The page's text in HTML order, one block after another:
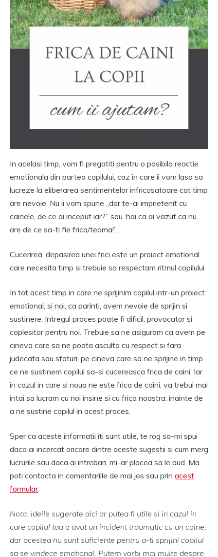
In acelasi timp, vom fi pregatiti pentru o posibila reactie
emotionala din partea copilului, caz in care il vom lasa sa
lucreze la eliberarea sentimentelor infricosatoare cat timp
are nevoie. Nu ii vom spune „dar te-ai imprietenit cu
cainele, de ce ai inceput iar?” sau ‘hai ca ai vazut ca nu
are de ce sa-ti fie frica/teama!’.
Cucerirea, depasirea unei frici este un proiect emotional
care necesita timp si trebuie sa respectam ritmul copilului.
In tot acest timp in care ne sprijinim copilul intr-un proiect
emotional, si noi, ca parinti, avem nevoie de sprijin si
sustinere. Intregul proces poate fi dificil, provocator si
coplesitor pentru noi. Trebuie sa ne asiguram ca avem pe
cineva care sa ne poata asculta cu respect si fara
judecata sau sfaturi, pe cineva care sa ne sprijine in timp
ce ne sustinem copilul sa-si cucereasca frica de caini. Iar
in cazul in care si noua ne este frica de caini, va trebui mai
intai sa lucram cu noi insine si cu frica noastra, inainte de
a ne sustine copilul in acest proces.
Sper ca aceste informatii iti sunt utile, te rog sa-mi spui
daca ai incercat oricare dintre aceste sugestii si cum merg
lucrurile sau daca ai intrebari, mi-ar placea sa le aud. Ma
poti contacta in comentariile de mai jos sau prin acest
formular.
Nota: ideile sugerate aici ar putea fi utile si in cazul in
care copilul tau a avut un incident traumatic cu un caine,
dar acestea nu sunt suficiente pentru a-ti sprijini copilul
sa se vindece emotional. Putem vorbi mai multe despre